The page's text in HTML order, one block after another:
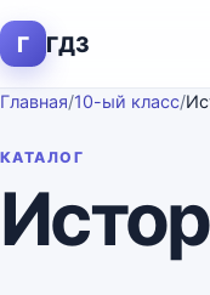
Г ГДЗ
Главная/10-ый класс/
КАТАЛОГ